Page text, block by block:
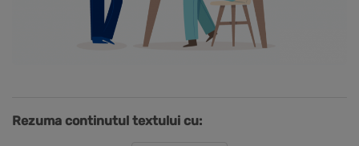
Rezuma continutul textului cu: